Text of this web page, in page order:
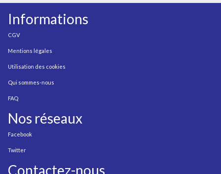
Informations
CGV
Mentions légales
Utilisation des cookies
Qui sommes-nous
FAQ
Nos réseaux
Facebook
Twitter
Contactez-nous